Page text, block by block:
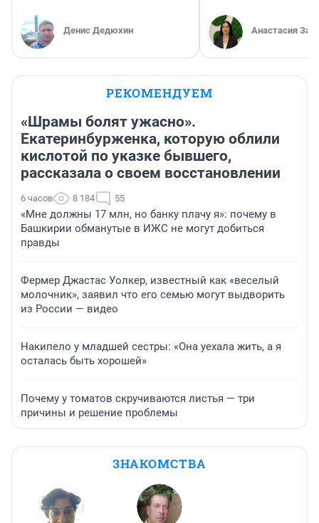
Денис Дедюхин Анастасия
РЕКОМЕНДУЕМ
«Шрамы болят ужасно».
Екатеринбурженка, которую облили
кислотой по указке бывшего,
рассказала о своем восстановлении
6 часов 8 184 55
«Мне должны 17 млн, но банку плачу я»: почему в
Башкирии обманутые в ИЖС не могут добиться
правды
Фермер Джастас Уолкер, известный как «веселый
молочник», заявил что его семью могут выдворить
из России — видео
Накипело у младшей сестры: «Она уехала жить, а я
осталась быть хорошей»
Почему у томатов скручиваются листья — три
причины и решение проблемы
ЗНАКОМСТВА